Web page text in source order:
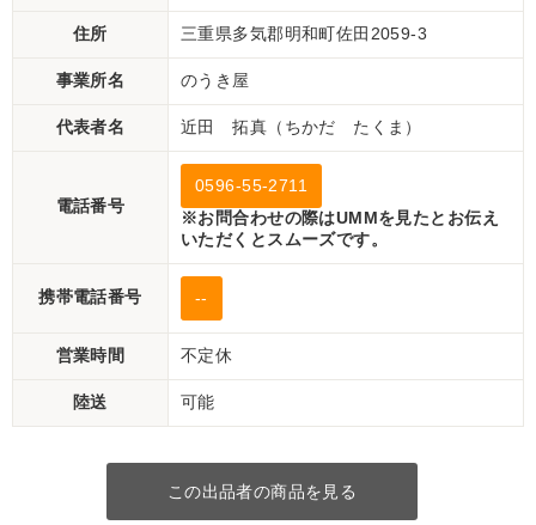
住所 三重県多気郡明和町佐田2059-3
事業所名 のうき屋
代表者名 近田 拓真（ちかだ たくま）
電話番号
0596-55-2711
※お問合わせの際はUMMを見たとお伝え
いただくとスムーズです。
携帯電話番号 --
営業時間 不定休
陸送 可能
この出品者の商品を見る